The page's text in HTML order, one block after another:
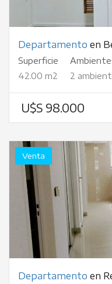
Departamento en
Superficie
42.00 m2
2
U$S 98.000
Venta
Departamento en